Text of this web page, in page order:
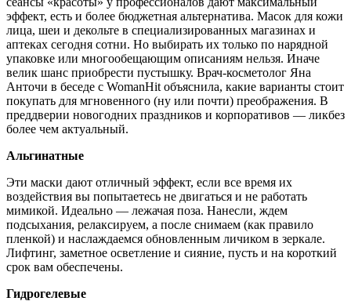
эффект, есть и более бюджетная альтернатива. Масок для кожи
лица, шеи и декольте в специализированных магазинах и
аптеках сегодня сотни. Но выбирать их только по нарядной
упаковке или многообещающим описаниям нельзя. Иначе
велик шанс приобрести пустышку. Врач-косметолог Яна
Анточи в беседе с WomanHit объяснила, какие варианты стоит
покупать для мгновенного (ну или почти) преображения. В
преддверии новогодних праздников и корпоративов — ликбез
более чем актуальный.
Альгинатные
Эти маски дают отличный эффект, если все время их
воздействия вы попытаетесь не двигаться и не работать
мимикой. Идеально — лежачая поза. Нанесли, ждем
подсыхания, релаксируем, а после снимаем (как правило
пленкой) и наслаждаемся обновленным личиком в зеркале.
Лифтинг, заметное осветление и сияние, пусть и на короткий
срок вам обеспечены.
Гидрогелевые